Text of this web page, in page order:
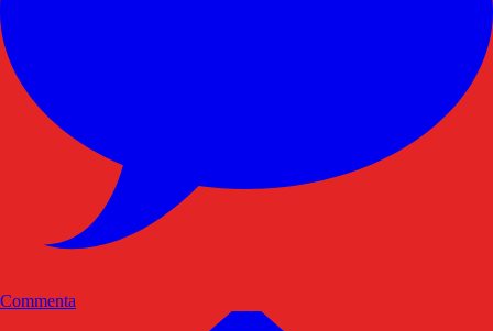
Commenta